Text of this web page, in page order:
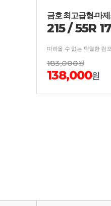
금호 최고급형-마제
215/55R 17
183,000원
138,000원